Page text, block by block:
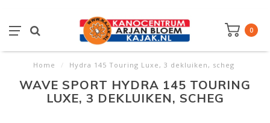
0
Home / Hydra 145 Touring Luxe, 3 dekluiken, scheg
WAVE SPORT HYDRA 145 TOURING
LUXE, 3 DEKLUIKEN, SCHEG